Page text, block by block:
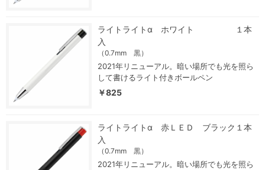
ライトライトα ホワイト １本
入
（0.7mm 黒）
2021年リニューアル。暗い場所でも光を照ら
して書けるライト付きボールペン
￥825
ライトライトα 赤ＬＥＤ ブラック１本
入
（0.7mm 黒）
2021年リニューアル。暗い場所でも光を照ら